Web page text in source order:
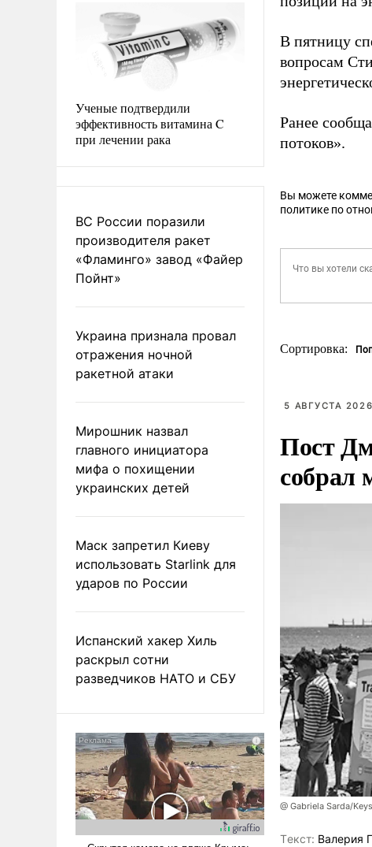
Ученые подтвердили
эффективность витамина C
при лечении рака
ВС России поразили
производителя ракет
«Фламинго» завод «Файер
Пойнт»
Украина признала провал
отражения ночной
ракетной атаки
Мирошник назвал
главного инициатора
мифа о похищении
украинских детей
Маск запретил Киеву
использовать Starlink для
ударов по России
Испанский хакер Хиль
раскрыл сотни
разведчиков НАТО и СБУ
В пятницу
вопросам
Ранее
потоков».
Вы можете
политике по
Сортировка:
5 АВГУСТА
Пост
собрал
@ Gabriela Sarda/
Tекст: Валерия